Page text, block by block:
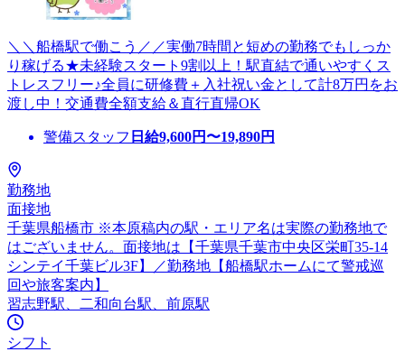
＼＼船橋駅で働こう／／実働7時間と短めの勤務でもしっか
り稼げる★未経験スタート9割以上！駅直結で通いやすくス
トレスフリー♪全員に研修費＋入社祝い金として計8万円をお
渡し中！交通費全額支給＆直行直帰OK
警備スタッフ 日給9,600円〜19,890円
勤務地
面接地
千葉県船橋市 ※本原稿内の駅・エリア名は実際の勤務地で
はございません。面接地は【千葉県千葉市中央区栄町35-14
シンテイ千葉ビル3F】／勤務地【船橋駅ホームにて警戒巡
回や旅客案内】
習志野駅、二和向台駅、前原駅
シフト